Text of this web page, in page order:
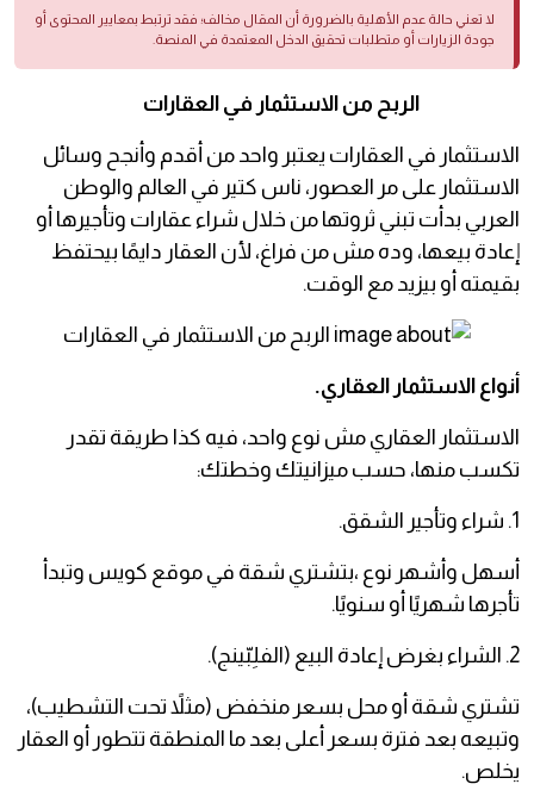
لا تعني حالة عدم الأهلية بالضرورة أن المقال مخالف؛ فقد ترتبط بمعايير المحتوى أو
جودة الزيارات أو متطلبات تحقيق الدخل المعتمدة في المنصة.
الربح من الاستثمار في العقارات
الاستثمار في العقارات يعتبر واحد من أقدم وأنجح وسائل
الاستثمار على مر العصور، ناس كتير في العالم والوطن
العربي بدأت تبني ثروتها من خلال شراء عقارات وتأجيرها أو
إعادة بيعها، وده مش من فراغ، لأن العقار دايمًا بيحتفظ
بقيمته أو بيزيد مع الوقت.
أنواع الاستثمار العقاري.
الاستثمار العقاري مش نوع واحد، فيه كذا طريقة تقدر
تكسب منها، حسب ميزانيتك وخطتك:
1. شراء وتأجير الشقق.
أسهل وأشهر نوع ،بتشتري شقة في موقع كويس وتبدأ
تأجرها شهريًا أو سنويًا.
2. الشراء بغرض إعادة البيع (الفلِبّينج).
تشتري شقة أو محل بسعر منخفض (مثلاً تحت التشطيب)،
وتبيعه بعد فترة بسعر أعلى بعد ما المنطقة تتطور أو العقار
يخلص.